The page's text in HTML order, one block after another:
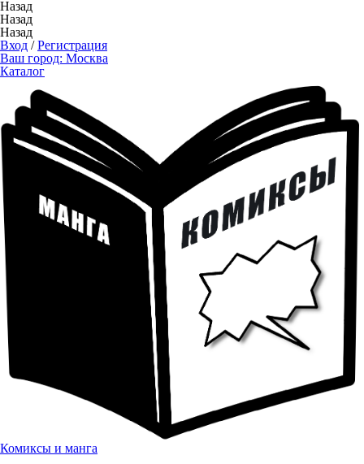
Назад
Назад
Назад
Вход /Регистрация
Ваш город: Москва
Каталог
Комиксы и манга